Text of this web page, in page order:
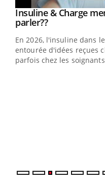
Youtube
Insuline & Charge
parler??Youtube
En 2026, l'insuline dans
entourée d'idées reçues
parfois chez les